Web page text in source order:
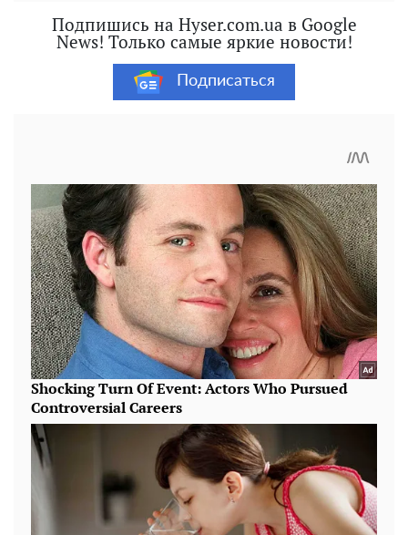
Подпишись на Hyser.com.ua в Google
News! Только самые яркие новости!
Подписаться